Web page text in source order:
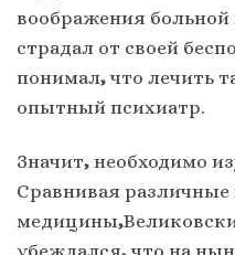
воображения
страдал от своей
понимал,что лечить
опытный психиатр.
Значит, необходимо
Сравнивая
медицины,
убеждался,что на